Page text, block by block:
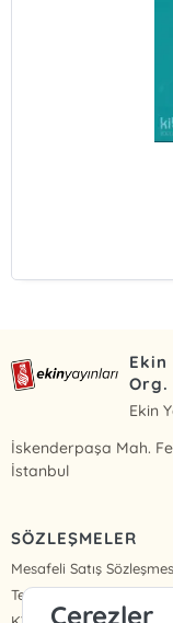
Ekin
Org.
Ekin
İskenderpaşa Mah.
İstanbul
SÖZLEŞMELER
Mesafeli Satış
Teslimat ve İade
Çerezler